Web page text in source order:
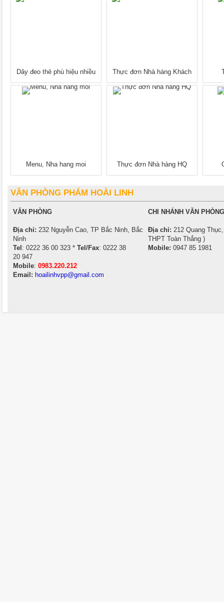
Dây đeo thẻ phù hiệu nhiều
màu
Thực đơn Nhà hàng Khách
sạn
Menu, Nha hang moi Thực đơn Nhà hàng HQ
VĂN PHÒNG PHẨM HOÀI LINH
VĂN PHÒNG
Địa chỉ: 232 Nguyễn Cao, TP Bắc Ninh, Bắc
Ninh
Tel : 0222 36 00 323 * Tel/Fax: 0222 38
20 947
Mobile: 0983.220.212
Email: hoailinhvpp@gmail.com
CHI NHÁNH VĂN
Địa chỉ: 212 Quang
THPT Toàn Thắng )
Mobile: 0947 85 1981